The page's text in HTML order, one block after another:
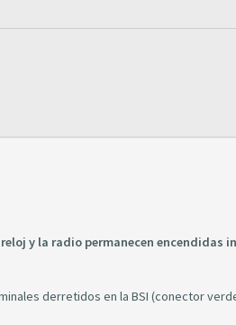
y la radio permanecen encendidas
derretidos en la BSI (conector